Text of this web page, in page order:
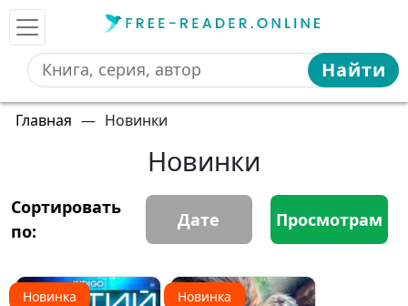
Найти
Главная — Новинки
Новинки
Сортировать
по:
Дате Просмотрам
Новинка Новинка